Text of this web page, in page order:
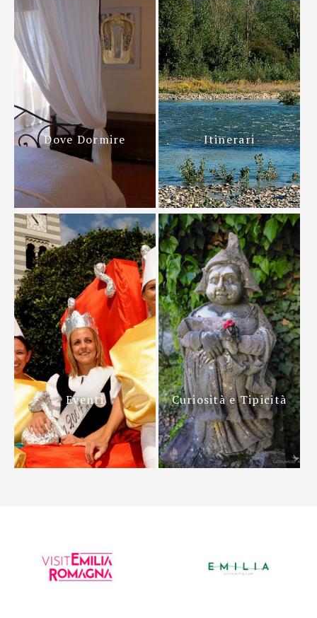
Dove Dormire Itinerari
Eventi Curiosità e Tipicità